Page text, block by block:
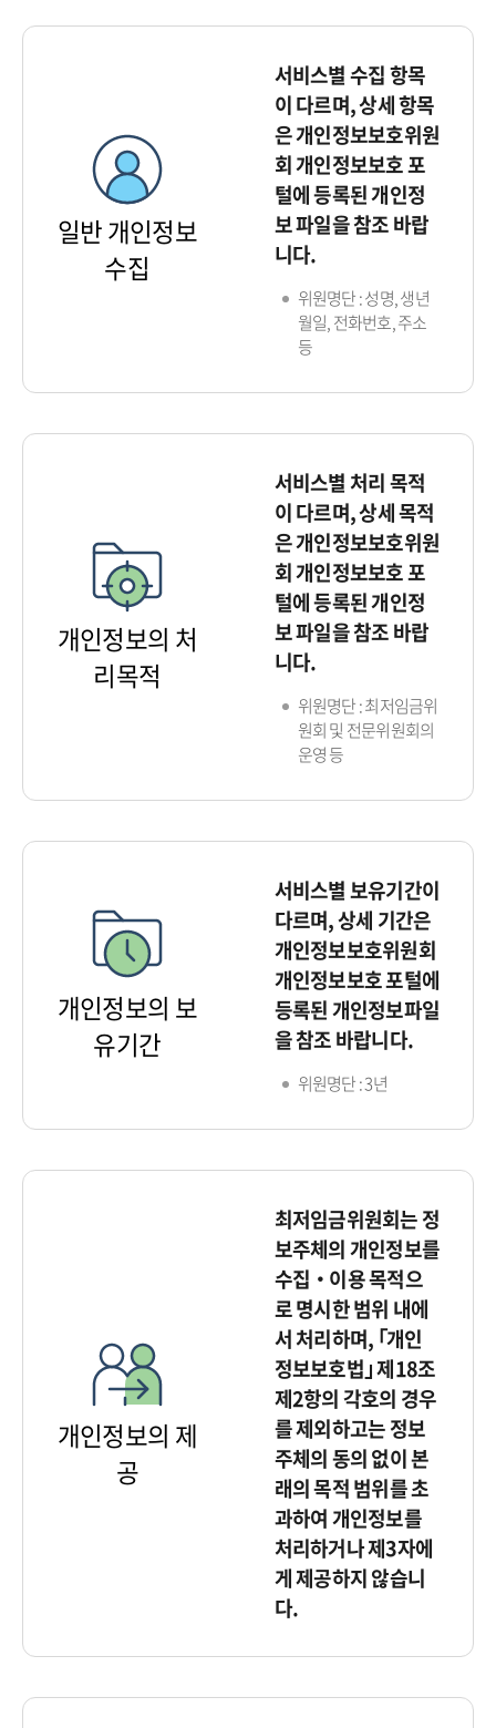
일반 개인정보
수집
서비스별 수집 항목
이 다르며, 상세 항목
은 개인정보보호위원
회 개인정보보호 포
털에 등록된 개인정
보 파일을 참조 바랍
니다.
위원명단 : 성명, 생년
월일, 전화번호, 주소
등
개인정보의 처
리목적
서비스별 처리 목적
이 다르며, 상세 목적
은 개인정보보호위원
회 개인정보보호 포
털에 등록된 개인정
보 파일을 참조 바랍
니다.
위원명단 : 최저임금위
원회 및 전문위원회의
운영 등
개인정보의 보
유기간
서비스별 보유기간이
다르며, 상세 기간은
개인정보보호위원회
개인정보보호 포털에
등록된 개인정보파일
을 참조 바랍니다.
위원명단 : 3년
개인정보의 제
공
최저임금위원회는 정
보주체의 개인정보를
수집‧이용 목적으
로 명시한 범위 내에
서 처리하며, ｢개인
정보보호법｣ 제18조
제2항의 각호의 경우
를 제외하고는 정보
주체의 동의 없이 본
래의 목적 범위를 초
과하여 개인정보를
처리하거나 제3자에
게 제공하지 않습니
다.